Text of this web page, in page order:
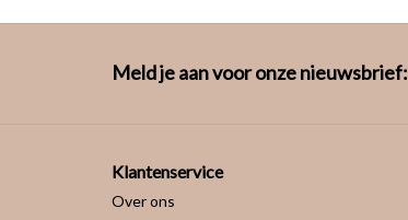
Meld je aan voor onze nieuwsbrief:
Klantenservice
Over ons